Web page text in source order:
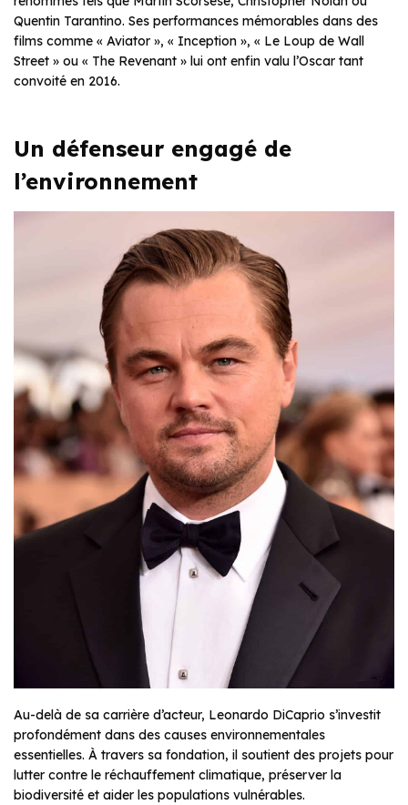
Quentin Tarantino. Ses performances mémorables dans des
films comme « Aviator », « Inception », « Le Loup de Wall
Street » ou « The Revenant » lui ont enfin valu l’Oscar tant
convoité en 2016.
Un défenseur engagé de
l’environnement
Au-delà de sa carrière d’acteur, Leonardo DiCaprio s’investit
profondément dans des causes environnementales
essentielles. À travers sa fondation, il soutient des projets pour
lutter contre le réchauffement climatique, préserver la
biodiversité et aider les populations vulnérables.